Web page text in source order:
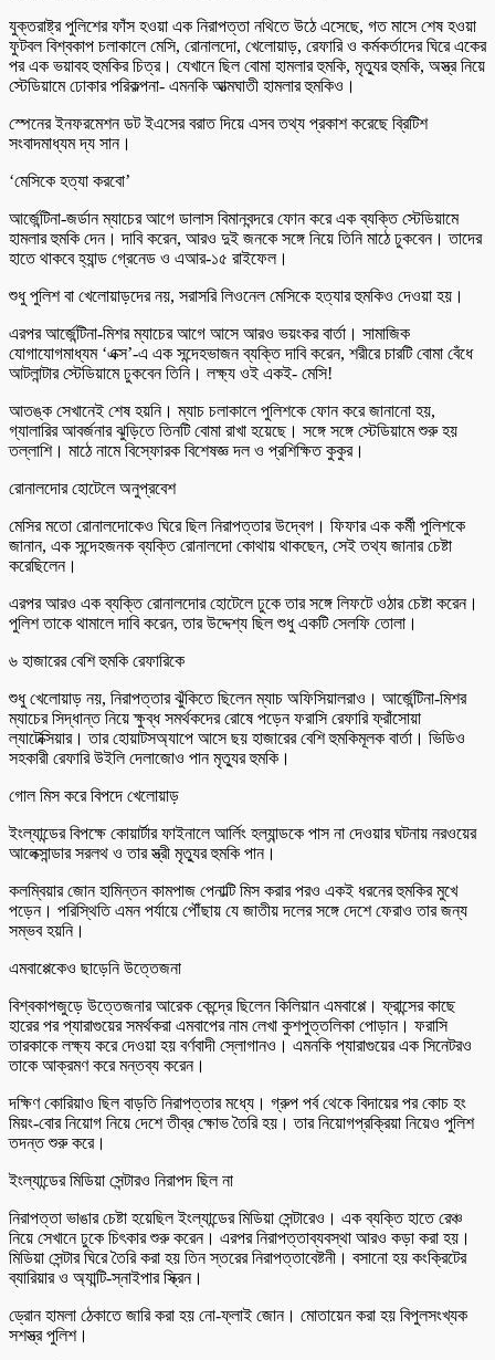
যুক্তরাষ্ট্র পুলিশের ফাঁস হওয়া এক নিরাপত্তা নথিতে উঠে এসেছে, গত মাসে শেষ হওয়া
ফুটবল বিশ্বকাপ চলাকালে মেসি, রোনালদো, খেলোয়াড়, রেফারি ও কর্মকর্তাদের ঘিরে একের
পর এক ভয়াবহ হুমকির চিত্র। যেখানে ছিল বোমা হামলার হুমকি, মৃত্যুর হুমকি, অস্ত্র নিয়ে
স্টেডিয়ামে ঢোকার পরিকল্পনা- এমনকি আত্মঘাতী হামলার হুমকিও।
স্পেনের ইনফরমেশন ডট ইএসের বরাত দিয়ে এসব তথ্য প্রকাশ করেছে ব্রিটিশ
সংবাদমাধ্যম দ্য সান।
‘মেসিকে হত্যা করবো’
আর্জেন্টিনা-জর্ডান ম্যাচের আগে ডালাস বিমানবন্দরে ফোন করে এক ব্যক্তি স্টেডিয়ামে
হামলার হুমকি দেন। দাবি করেন, আরও দুই জনকে সঙ্গে নিয়ে তিনি মাঠে ঢুকবেন। তাদের
হাতে থাকবে হ্যান্ড গ্রেনেড ও এআর-১৫ রাইফেল।
শুধু পুলিশ বা খেলোয়াড়দের নয়, সরাসরি লিওনেল মেসিকে হত্যার হুমকিও দেওয়া হয়।
এরপর আর্জেন্টিনা-মিশর ম্যাচের আগে আসে আরও ভয়ংকর বার্তা। সামাজিক
যোগাযোগমাধ্যম ‘এক্স’-এ এক সন্দেহভাজন ব্যক্তি দাবি করেন, শরীরে চারটি বোমা বেঁধে
আটলান্টার স্টেডিয়ামে ঢুকবেন তিনি। লক্ষ্য ওই একই- মেসি!
আতঙ্ক সেখানেই শেষ হয়নি। ম্যাচ চলাকালে পুলিশকে ফোন করে জানানো হয়,
গ্যালারির আবর্জনার ঝুড়িতে তিনটি বোমা রাখা হয়েছে। সঙ্গে সঙ্গে স্টেডিয়ামে শুরু হয়
তল্লাশি। মাঠে নামে বিস্ফোরক বিশেষজ্ঞ দল ও প্রশিক্ষিত কুকুর।
রোনালদোর হোটেলে অনুপ্রবেশ
মেসির মতো রোনালদোকেও ঘিরে ছিল নিরাপত্তার উদ্বেগ। ফিফার এক কর্মী পুলিশকে
জানান, এক সন্দেহজনক ব্যক্তি রোনালদো কোথায় থাকছেন, সেই তথ্য জানার চেষ্টা
করেছিলেন।
এরপর আরও এক ব্যক্তি রোনালদোর হোটেলে ঢুকে তার সঙ্গে লিফটে ওঠার চেষ্টা করেন।
পুলিশ তাকে থামালে দাবি করেন, তার উদ্দেশ্য ছিল শুধু একটি সেলফি তোলা।
৬ হাজারের বেশি হুমকি রেফারিকে
শুধু খেলোয়াড় নয়, নিরাপত্তার ঝুঁকিতে ছিলেন ম্যাচ অফিসিয়ালরাও। আর্জেন্টিনা-মিশর
ম্যাচের সিদ্ধান্ত নিয়ে ক্ষুব্ধ সমর্থকদের রোষে পড়েন ফরাসি রেফারি ফ্রাঁসোয়া
ল্যাটেক্সিয়ার। তার হোয়াটসঅ্যাপে আসে ছয় হাজারের বেশি হুমকিমূলক বার্তা। ভিডিও
সহকারী রেফারি উইলি দেলাজোও পান মৃত্যুর হুমকি।
গোল মিস করে বিপদে খেলোয়াড়
ইংল্যান্ডের বিপক্ষে কোয়ার্টার ফাইনালে আর্লিং হল্যান্ডকে পাস না দেওয়ার ঘটনায় নরওয়ের
আলেক্সান্ডার সরলথ ও তার স্ত্রী মৃত্যুর হুমকি পান।
কলম্বিয়ার জোন হামিন্তন কামপাজ পেনাল্টি মিস করার পরও একই ধরনের হুমকির মুখে
পড়েন। পরিস্থিতি এমন পর্যায়ে পৌঁছায় যে জাতীয় দলের সঙ্গে দেশে ফেরাও তার জন্য
সম্ভব হয়নি।
এমবাপ্পেকেও ছাড়েনি উত্তেজনা
বিশ্বকাপজুড়ে উত্তেজনার আরেক কেন্দ্রে ছিলেন কিলিয়ান এমবাপ্পে। ফ্রান্সের কাছে
হারের পর প্যারাগুয়ের সমর্থকরা এমবাপের নাম লেখা কুশপুত্তলিকা পোড়ান। ফরাসি
তারকাকে লক্ষ্য করে দেওয়া হয় বর্ণবাদী স্লোগানও। এমনকি প্যারাগুয়ের এক সিনেটরও
তাকে আক্রমণ করে মন্তব্য করেন।
দক্ষিণ কোরিয়াও ছিল বাড়তি নিরাপত্তার মধ্যে। গ্রুপ পর্ব থেকে বিদায়ের পর কোচ হং
মিয়ং-বোর নিয়োগ নিয়ে দেশে তীব্র ক্ষোভ তৈরি হয়। তার নিয়োগপ্রক্রিয়া নিয়েও পুলিশ
তদন্ত শুরু করে।
ইংল্যান্ডের মিডিয়া সেন্টারও নিরাপদ ছিল না
নিরাপত্তা ভাঙার চেষ্টা হয়েছিল ইংল্যান্ডের মিডিয়া সেন্টারেও। এক ব্যক্তি হাতে রেঞ্চ
নিয়ে সেখানে ঢুকে চিৎকার শুরু করেন। এরপর নিরাপত্তাব্যবস্থা আরও কড়া করা হয়।
মিডিয়া সেন্টার ঘিরে তৈরি করা হয় তিন স্তরের নিরাপত্তাবেষ্টনী। বসানো হয় কংক্রিটের
ব্যারিয়ার ও অ্যান্টি-স্নাইপার স্ক্রিন।
ড্রোন হামলা ঠেকাতে জারি করা হয় নো-ফ্লাই জোন। মোতায়েন করা হয় বিপুলসংখ্যক
সশস্ত্র পুলিশ।